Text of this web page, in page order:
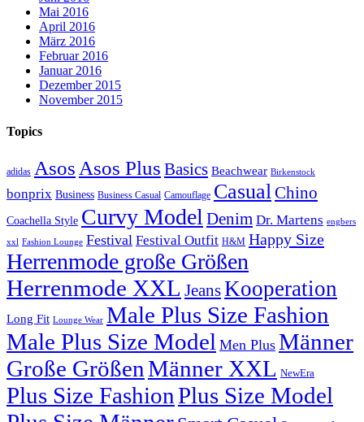
Mai 2016
April 2016
März 2016
Februar 2016
Januar 2016
Dezember 2015
November 2015
Topics
adidas Asos Asos Plus Basics Beachwear Birkenstock
bonprix Business Business Casual Camouflage CasualChino
Coachella Style Curvy Model Denim Dr. Martens engbers
xxl Fashion Lounge Festival Festival Outfit H&M Happy Size
Herrenmode große Größen
Herrenmode XXL JeansKooperation
Long Fit Lounge Wear Male Plus Size Fashion
Male Plus Size Model Men Plus Männer
Große GrößenMänner XXL NewEra
Plus Size FashionPlus Size Model